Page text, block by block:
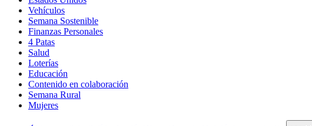
Vehículos
Semana Sostenible
Finanzas Personales
4 Patas
Salud
Loterías
Educación
Contenido en colaboración
Semana Rural
Mujeres